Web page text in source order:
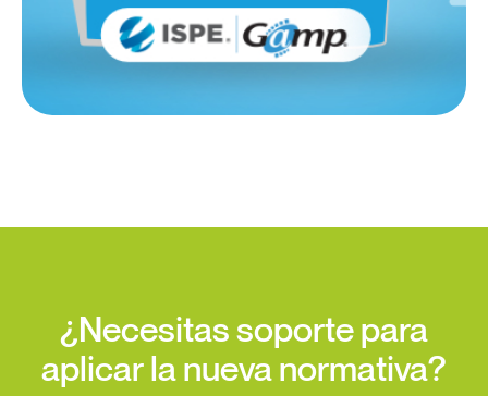
¿Necesitas soporte para
aplicar la nueva normativa?